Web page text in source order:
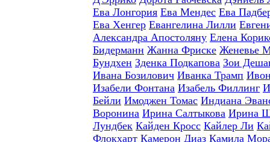
Ева Лонгория Ева Мендес Ева
Ева Хенгер Евангелина Лилли
Александра Апостоляну Елена
Бидерманн Жанна Фриске Женевье
Бундхен Зденка Подкапова Зои
Ивана Бозилович Иванка Трамп
Изабели Фонтана Изабель Филлинг
Бейли Имоджен Томас Индиана
Воронина Ирина Салтыкова Ирина
Лундбек Кайден Кросс Кайлер Ли
Флокхарт Камерон Диаз Камила